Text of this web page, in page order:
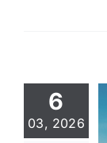
6
03, 2026